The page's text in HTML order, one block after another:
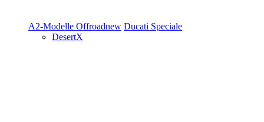
A2-Modelle Offroadnew Ducati Speciale
DesertX